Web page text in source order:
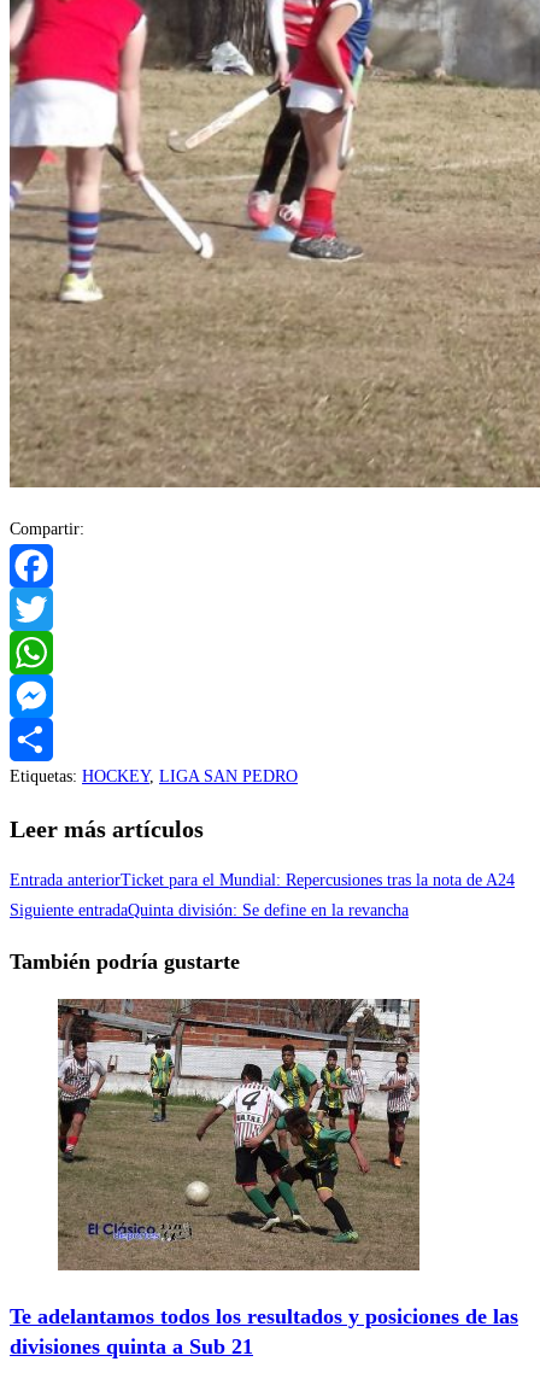
Compartir:
Facebook
Twitter
WhatsApp
Messenger
Compartir
Etiquetas: HOCKEY, LIGA SAN PEDRO
Leer más artículos
Entrada anteriorTicket para el Mundial: Repercusiones tras la nota de A24
Siguiente entradaQuinta división: Se define en la revancha
También podría gustarte
Te adelantamos todos los resultados y posiciones de las
divisiones quinta a Sub 21